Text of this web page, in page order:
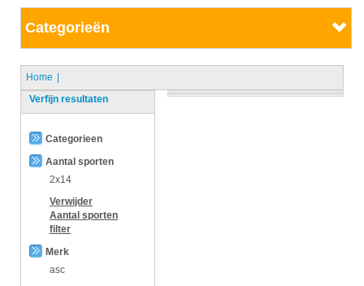
Categorieën
Home
Verfijn resultaten
Categorieen
Aantal sporten
2x14
Verwijder
Aantal sporten
filter
Merk
asc